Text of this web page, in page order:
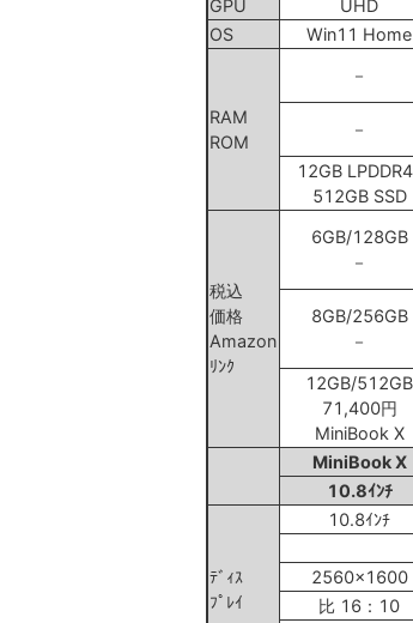
GPU
UHD
OS
Win11 Home
RAM
ROM
－
－
12GB
512GB SSD
税込
価格
Amazon
ﾘﾝｸ
6GB/128GB
－
8GB/256GB
－
12GB/512GB
71,400円
MiniBook X
MiniBook X
10.8ｲﾝﾁ
ﾃﾞｨｽ
ﾌﾟﾚｲ
10.8ｲﾝﾁ
2560x1600
比 16：10